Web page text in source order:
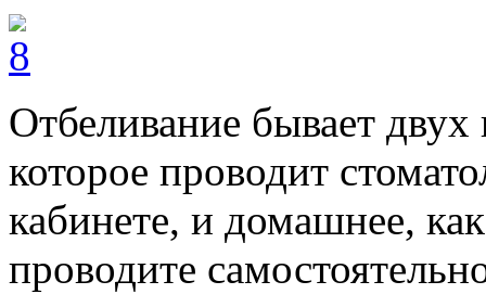
Отбеливание бывает
которое проводит
кабинете, и домашнее,
проводите